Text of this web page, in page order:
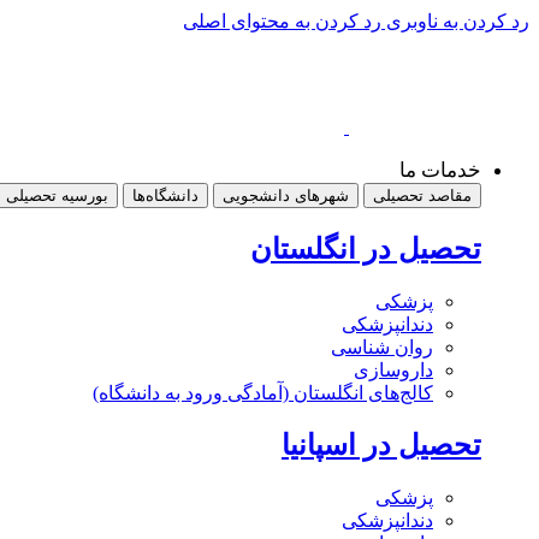
رد کردن به ناوبری رد کردن به محتوای اصلی
خدمات ما
مقاصد تحصیلی شهرهای دانشجویی دانشگاه‌ها بورسیه تحصیلی
تحصیل در انگلستان
پزشکی
دندانپزشکی
روان شناسی
داروسازی
کالج‌های انگلستان (آمادگی ورود به دانشگاه)
تحصیل در اسپانیا
پزشکی
دندانپزشکی